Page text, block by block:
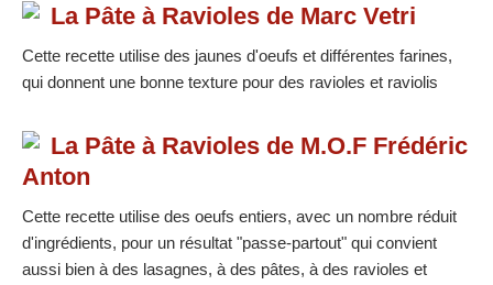
La Pâte à Ravioles de Marc Vetri
Cette recette utilise des jaunes d'oeufs et différentes farines,
qui donnent une bonne texture pour des ravioles et raviolis
La Pâte à Ravioles de M.O.F Frédéric
Anton
Cette recette utilise des oeufs entiers, avec un nombre réduit
d'ingrédients, pour un résultat "passe-partout" qui convient
aussi bien à des lasagnes, à des pâtes, à des ravioles et